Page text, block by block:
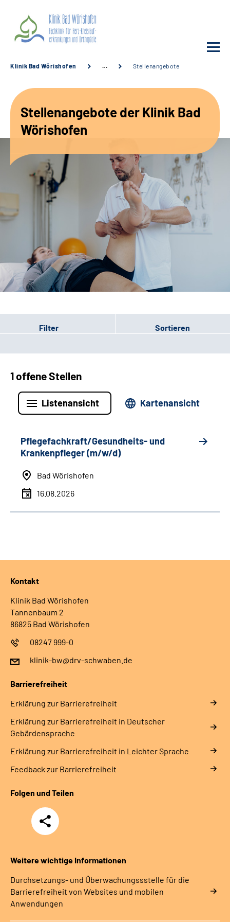
Unsere Angebote
Karriere
Sozialdienste & Zuweisende
Leichte Sprache
Gebärdensprache
Klinik Bad Wörishofen … Stellenangebote
Stellenangebote der Klinik Bad
Wörishofen
Filter Sortieren
1 offene Stellen
Listenansicht Kartenansicht
Pflegefachkraft/Gesundheits- und
Krankenpfleger (m/w/d)
Bad Wörishofen
16.08.2026
Kontakt
Klinik Bad Wörishofen
Tannenbaum 2
86825 Bad Wörishofen
08247 999-0
klinik-bw@drv-schwaben.de
Barrierefreiheit
Erklärung zur Barrierefreiheit
Erklärung zur Barrierefreiheit in Deutscher
Gebärdensprache
Erklärung zur Barrierefreiheit in Leichter Sprache
Feedback zur Barrierefreiheit
Folgen und Teilen
Teilen
Weitere wichtige Informationen
Durchsetzungs- und Überwachungssstelle für die
Barrierefreiheit von Websites und mobilen
Anwendungen